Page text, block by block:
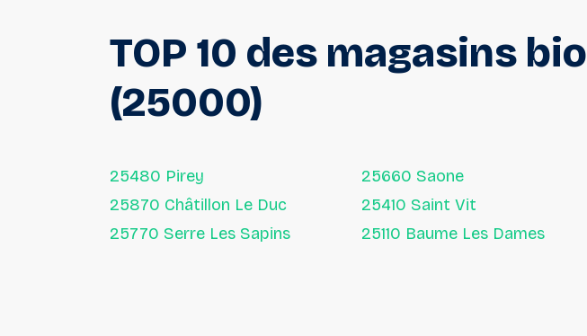
TOP 10 des magasins bio
(25000)
25480 Pirey
25870 Châtillon Le Duc
25770 Serre Les Sapins
25660 Saone
25410 Saint Vit
25110 Baume Les Dames